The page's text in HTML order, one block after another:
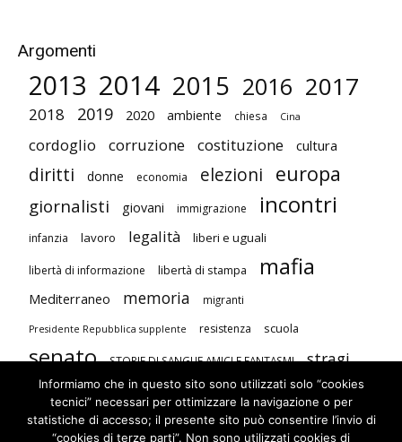
Argomenti
2013 2014 2015 2016 2017
2018 2019 2020 ambiente chiesa Cina
cordoglio corruzione costituzione cultura
diritti donne economia elezioni europa
giornalisti giovani immigrazione incontri
infanzia lavoro legalità liberi e uguali
libertà di informazione libertà di stampa mafia
Mediterraneo memoria migranti
Presidente Repubblica supplente resistenza scuola
senato STORIE DI SANGUE AMICI E FANTASMI stragi
studenti terrorismo Unione Europea
violenza contro le donne visite
Informiamo che in questo sito sono utilizzati solo “cookies
tecnici” necessari per ottimizzare la navigazione o per
statistiche di accesso; il presente sito può consentire l’invio di
“cookies di terze parti”. Non sono utilizzati cookies di